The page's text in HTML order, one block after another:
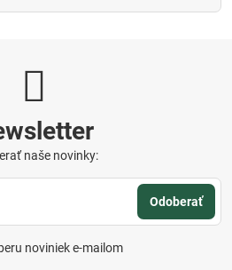
naše novinky:
Odoberať
noviniek e-mailom